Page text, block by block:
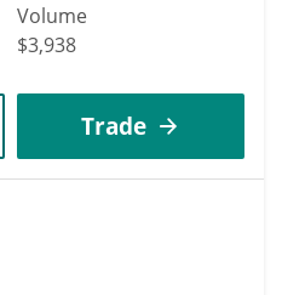
Volume
$3,938
Trade